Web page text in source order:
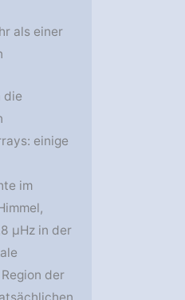
als einer
die
einige
im
μHz in der
der